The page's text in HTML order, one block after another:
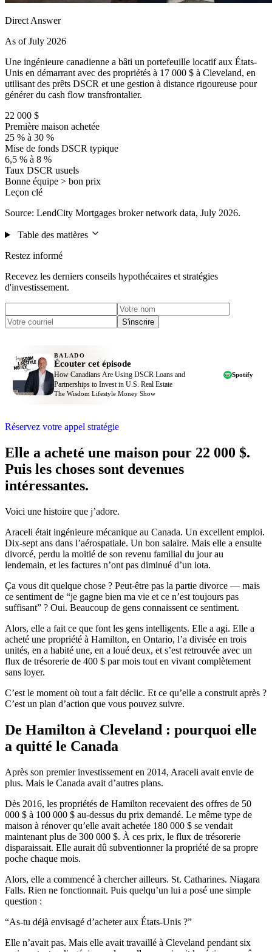
Direct Answer
As of July 2026
Une ingénieure canadienne a bâti un portefeuille locatif aux États-
Unis en démarrant avec des propriétés à 17 000 $ à Cleveland, en
utilisant des prêts DSCR et une gestion à distance rigoureuse pour
générer du cash flow transfrontalier.
22 000 $
Première maison achetée
25 % à 30 %
Mise de fonds DSCR typique
6,5 % à 8 %
Taux DSCR usuels
Bonne équipe > bon prix
Leçon clé
Source: LendCity Mortgages broker network data, July 2026.
Table des matières
Restez informé
Recevez les derniers conseils hypothécaires et stratégies
d'investissement.
S'inscrire
BALADO
Écouter cet épisode
How Canadians Are Using DSCR Loans and
Partnerships to Invest in U.S. Real Estate
The Wisdom Lifestyle Money Show
Spotify
Réservez votre appel stratégie
Elle a acheté une maison pour 22 000 $.
Puis les choses sont devenues
intéressantes.
Voici une histoire que j’adore.
Araceli était ingénieure mécanique au Canada. Un excellent emploi.
Dix-sept ans dans l’aérospatiale. Un bon salaire. Mais elle a ensuite
divorcé, perdu la moitié de son revenu familial du jour au
lendemain, et les factures n’ont pas diminué d’un iota.
Ça vous dit quelque chose ? Peut-être pas la partie divorce — mais
ce sentiment de “je gagne bien ma vie et ce n’est toujours pas
suffisant” ? Oui. Beaucoup de gens connaissent ce sentiment.
Alors, elle a fait ce que font les gens intelligents. Elle a agi. Elle a
acheté une propriété à Hamilton, en Ontario, l’a divisée en trois
unités, en a habité une, en a loué deux, et s’est retrouvée avec un
flux de trésorerie de 400 $ par mois tout en vivant complètement
sans loyer.
C’est le moment où tout a fait déclic. Et ce qu’elle a construit après ?
C’est un plan d’action que vous pouvez suivre.
De Hamilton à Cleveland : pourquoi elle
a quitté le Canada
Après son premier investissement en 2014, Araceli avait envie de
plus. Mais le Canada avait d’autres plans.
Dès 2016, les propriétés de Hamilton recevaient des offres de 50
000 $ à 100 000 $ au-dessus du prix demandé. Le même type de
maison à rénover qu’elle avait achetée 180 000 $ se vendait
maintenant plus de 300 000 $. À ces prix, le flux de trésorerie
disparaissait. Elle aurait dû subventionner la propriété de sa propre
poche chaque mois.
Alors, elle a commencé à chercher ailleurs. St. Catharines. Niagara
Falls. Rien ne fonctionnait. Puis quelqu’un lui a posé une simple
question :
“As-tu déjà envisagé d’acheter aux États-Unis ?”
Elle n’avait pas. Mais elle avait travaillé à Cleveland pendant six